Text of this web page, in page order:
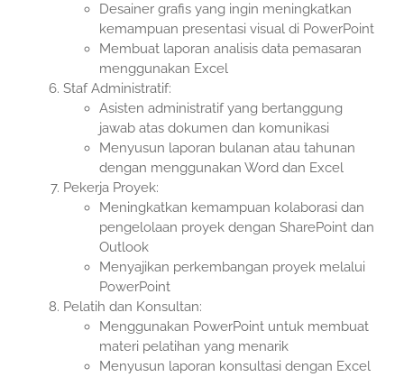
Desainer grafis yang ingin meningkatkan
kemampuan presentasi visual di PowerPoint
Membuat laporan analisis data pemasaran
menggunakan Excel
Staf Administratif:
Asisten administratif yang bertanggung
jawab atas dokumen dan komunikasi
Menyusun laporan bulanan atau tahunan
dengan menggunakan Word dan Excel
Pekerja Proyek:
Meningkatkan kemampuan kolaborasi dan
pengelolaan proyek dengan SharePoint dan
Outlook
Menyajikan perkembangan proyek melalui
PowerPoint
Pelatih dan Konsultan:
Menggunakan PowerPoint untuk membuat
materi pelatihan yang menarik
Menyusun laporan konsultasi dengan Excel